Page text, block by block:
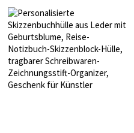
Kosmetikzubehör